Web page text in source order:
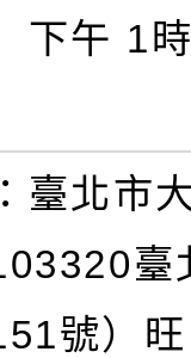
下午 1
臺北市
臺
號）